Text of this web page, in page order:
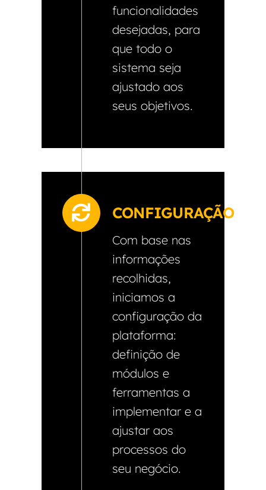
funcionalidades
desejadas, para
que todo o
sistema seja
ajustado aos
seus objetivos.
CONFIGURAÇÃO
Com base nas
informações
recolhidas,
iniciamos a
configuração da
plataforma:
definição de
módulos e
ferramentas a
implementar e a
ajustar aos
processos do
seu negócio.